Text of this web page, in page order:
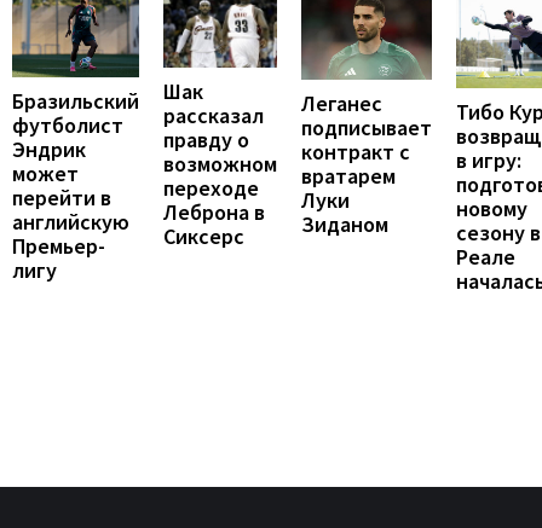
Бразильский
футболист
Эндрик
может
перейти в
английскую
Премьер-
лигу
Шак
рассказал
правду о
возможном
переходе
Леброна в
Сиксерс
Леганес
подписывает
контракт с
вратарем
Луки
Зиданом
Тибо
в игру:
новому
сезону в
Реале